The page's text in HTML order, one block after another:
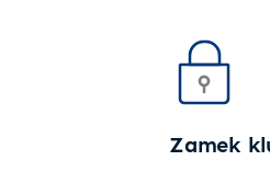
Zamek